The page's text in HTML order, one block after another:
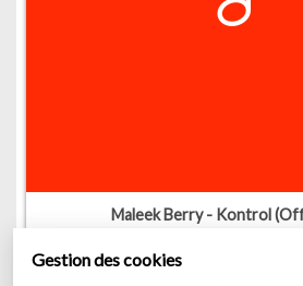
Maleek Berry - Kontrol
00:00
Gestion des cookies